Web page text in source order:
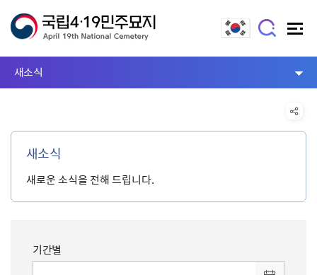
새소식
새소식
새로운 소식을 전해 드립니다.
기간별